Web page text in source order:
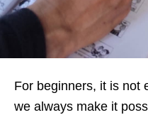
For beginners, it is not
we always make it